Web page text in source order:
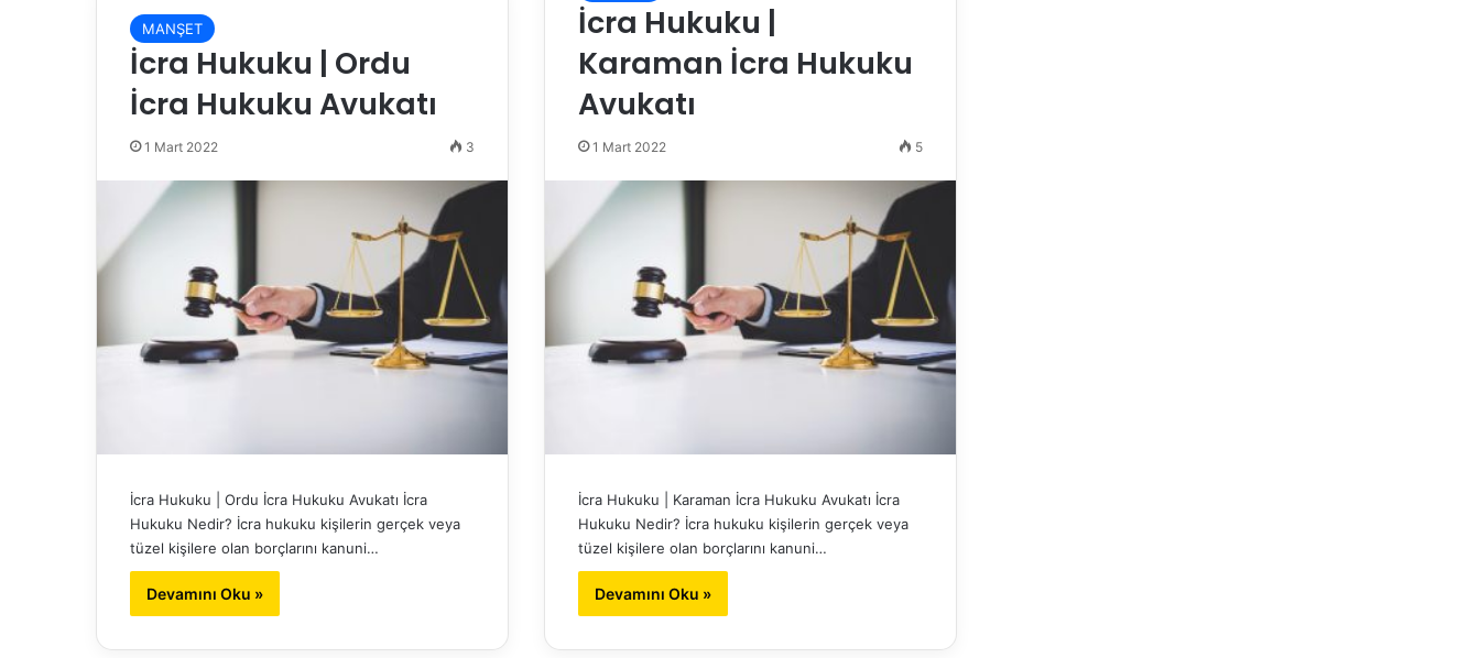
İcra Hukuku |
Karaman İcra Hukuku
Avukatı
1 Mart 2022 5
İcra Hukuku | Karaman İcra Hukuku Avukatı İcra
Hukuku Nedir? İcra hukuku kişilerin gerçek veya
tüzel kişilere olan borçlarını kanuni…
Devamını Oku »
MANŞET
İcra Hukuku | Ordu
İcra Hukuku Avukatı
1 Mart 2022 3
İcra Hukuku | Ordu İcra Hukuku Avukatı İcra
Hukuku Nedir? İcra hukuku kişilerin gerçek veya
tüzel kişilere olan borçlarını kanuni…
Devamını Oku »